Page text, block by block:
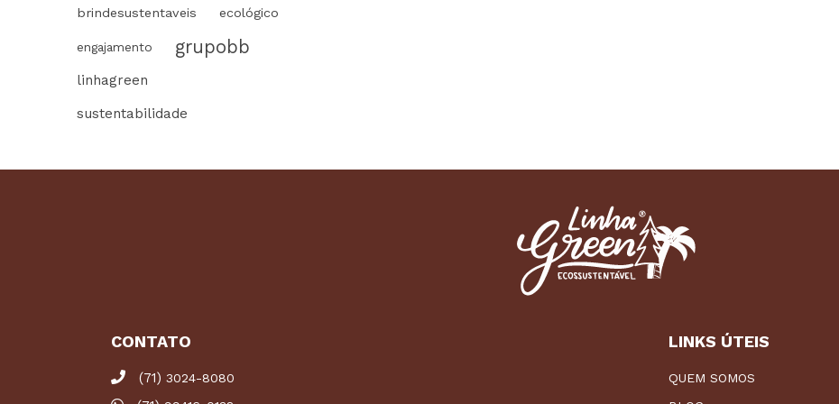
brindesustentaveis ecológico
engajamento grupobb
linhagreen
sustentabilidade
CONTATO
(71) 3024-8080
LINKS ÚTEIS
QUEM SOMOS